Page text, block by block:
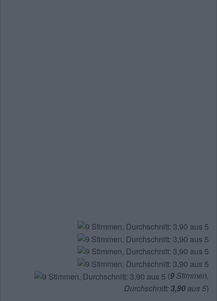
(9 Stimmen,
Durchschnitt:3,90aus 5)